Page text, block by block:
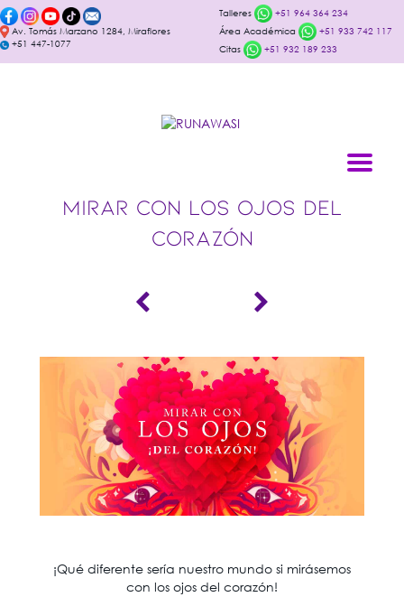
Av. Tomás Marzano 1284, Miraflores
+51 447-1077
Talleres
+51 964 364 234
Área Académica
+51 933 742 117
Citas
+51 932 189 233
MIRAR CON LOS OJOS DEL
CORAZÓN
¡Qué diferente sería nuestro mundo si mirásemos
con los ojos del corazón!